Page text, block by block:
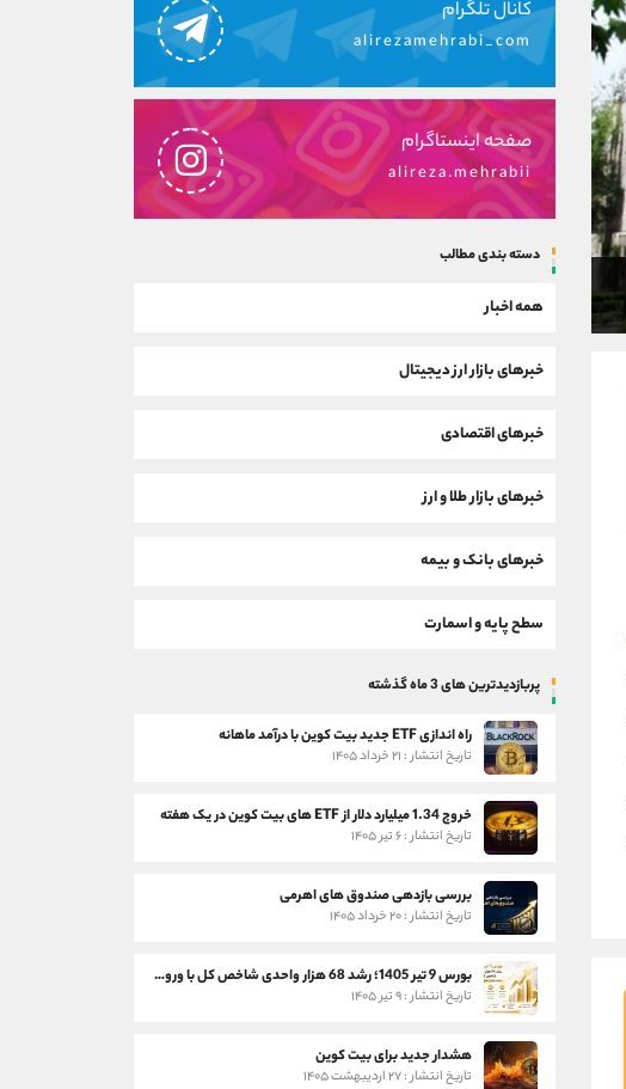
کانال تلگرام
alirezamehrabi_com
صفحه اینستاگرام
alireza.mehrabii
دسته بندی مطالب
همه اخبار
خبرهای بازار ارز دیجیتال
خبرهای اقتصادی
خبرهای بازار طلا و ارز
خبرهای بانک و بیمه
سطح پایه و اسمارت
پربازدیدترین های 3 ماه گذشته
راه اندازی ETF جدید بیت کوین با درآمد ماهانه
تاریخ انتشار : ۲۱ خرداد ۱۴۰۵
خروج 1.34 میلیارد دلار از ETF های بیت کوین در یک هفته
تاریخ انتشار : ۶ تیر ۱۴۰۵
بررسی بازدهی صندوق های اهرمی
تاریخ انتشار : ۲۰ خرداد ۱۴۰۵
بورس 9 تیر 1405؛ رشد 68 هزار واحدی شاخص کل با ورود 3 همت پول حقیقی
تاریخ انتشار : ۹ تیر ۱۴۰۵
هشدار جدید برای بیت کوین
تاریخ انتشار : ۲۷ اردیبهشت ۱۴۰۵